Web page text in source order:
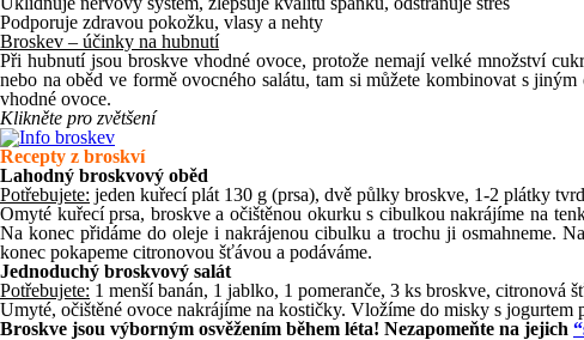
Podporuje zdravou pokožku, vlasy a nehty
Broskev – účinky na hubnutí
Při hubnutí jsou broskve vhodné ovoce, protože nemají velké množství
nebo na oběd ve formě ovocného salátu, tam si můžete kombinovat s
vhodné ovoce.
Klikněte pro zvětšení
Recepty z broskví
Lahodný broskvový oběd
Potřebujete: jeden kuřecí plát 130 g (prsa), dvě půlky broskve, 1-2 plátky
Omyté kuřecí prsa, broskve a očištěnou okurku s cibulkou nakrájíme na
Na konec přidáme do oleje i nakrájenou cibulku a trochu ji osmahneme.
konec pokapeme citronovou šťávou a podáváme.
Jednoduchý broskvový salát
Potřebujete: 1 menší banán, 1 jablko, 1 pomeranče, 3 ks broskve, citronová
Umyté, očištěné ovoce nakrájíme na kostičky. Vložíme do misky s
Broskve jsou výborným osvěžením během léta! Nezapomeňte na jejich